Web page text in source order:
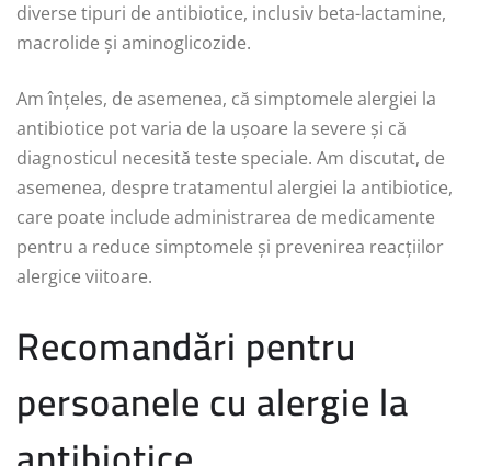
diverse tipuri de antibiotice, inclusiv beta-lactamine,
macrolide și aminoglicozide.
Am înțeles, de asemenea, că simptomele alergiei la
antibiotice pot varia de la ușoare la severe și că
diagnosticul necesită teste speciale. Am discutat, de
asemenea, despre tratamentul alergiei la antibiotice,
care poate include administrarea de medicamente
pentru a reduce simptomele și prevenirea reacțiilor
alergice viitoare.
Recomandări pentru
persoanele cu alergie la